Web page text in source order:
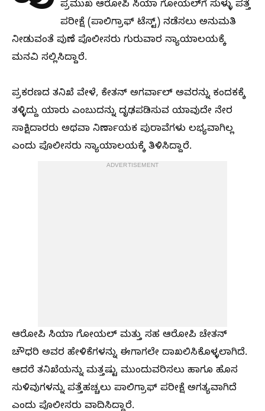
ಪ್ರಮುಖ ಆರೋಪಿ ಸಿಯಾ ಗೋಯಲ್‌ಗೆ ಸುಳ್ಳು ಪತ್ತೆ
ಪರೀಕ್ಷೆ (ಪಾಲಿಗ್ರಾಫ್ ಟೆಸ್ಟ್) ನಡೆಸಲು ಅನುಮತಿ
ನೀಡುವಂತೆ ಪುಣೆ ಪೊಲೀಸರು ಗುರುವಾರ ನ್ಯಾಯಾಲಯಕ್ಕೆ
ಮನವಿ ಸಲ್ಲಿಸಿದ್ದಾರೆ.
ಪ್ರಕರಣದ ತನಿಖೆ ವೇಳೆ, ಕೇತನ್ ಅಗರ್ವಾಲ್ ಅವರನ್ನು ಕಂದಕಕ್ಕೆ
ತಳ್ಳಿದ್ದು ಯಾರು ಎಂಬುದನ್ನು ದೃಢಪಡಿಸುವ ಯಾವುದೇ ನೇರ
ಸಾಕ್ಷಿದಾರರು ಅಥವಾ ನಿರ್ಣಾಯಕ ಪುರಾವೆಗಳು ಲಭ್ಯವಾಗಿಲ್ಲ
ಎಂದು ಪೊಲೀಸರು ನ್ಯಾಯಾಲಯಕ್ಕೆ ತಿಳಿಸಿದ್ದಾರೆ.
ADVERTISEMENT
ಆರೋಪಿ ಸಿಯಾ ಗೋಯಲ್ ಮತ್ತು ಸಹ ಆರೋಪಿ ಚೇತನ್
ಚೌಧರಿ ಅವರ ಹೇಳಿಕೆಗಳನ್ನು ಈಗಾಗಲೇ ದಾಖಲಿಸಿಕೊಳ್ಳಲಾಗಿದೆ.
ಆದರೆ ತನಿಖೆಯನ್ನು ಮತ್ತಷ್ಟು ಮುಂದುವರಿಸಲು ಹಾಗೂ ಹೊಸ
ಸುಳಿವುಗಳನ್ನು ಪತ್ತೆಹಚ್ಚಲು ಪಾಲಿಗ್ರಾಫ್ ಪರೀಕ್ಷೆ ಅಗತ್ಯವಾಗಿದೆ
ಎಂದು ಪೊಲೀಸರು ವಾದಿಸಿದ್ದಾರೆ.